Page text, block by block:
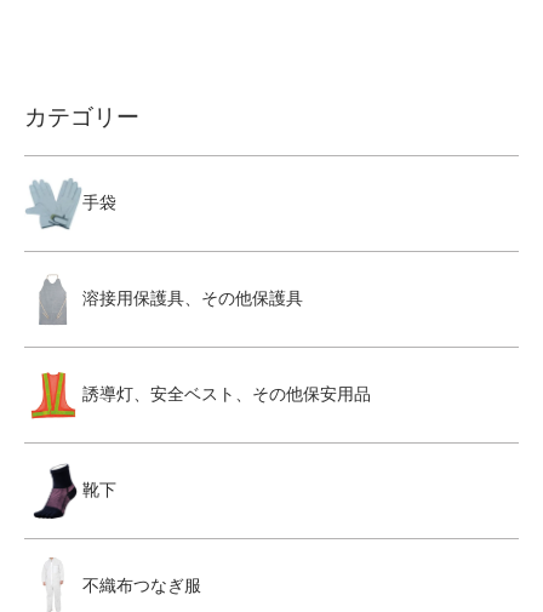
カテゴリー
手袋
溶接用保護具、その他保護具
誘導灯、安全ベスト、その他保安用品
靴下
不織布つなぎ服